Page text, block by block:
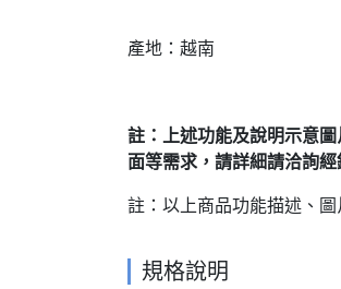
產地：越南
註：上述功能及說明示意
面等需求，請詳細請洽詢經
註：以上商品功能描述、
規格說明